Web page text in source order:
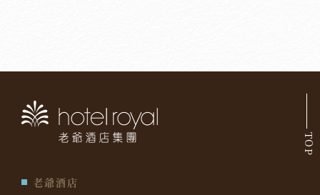
TOP
老爺酒店